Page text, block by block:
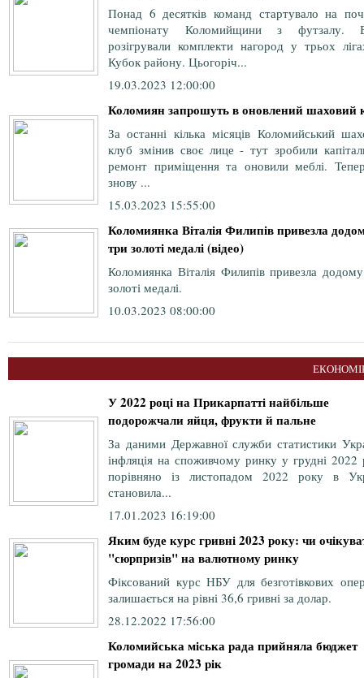
Понад 6 десятків команд стартувало на
чемпіонату Коломийщини з футзалу.
розігрували комплекти нагород у трьох
Кубок району. Цьогоріч...
19.03.2023 12:00:00
Коломиян запрошуть в оновлений шаховий
За останні кілька місяців Коломийський
клуб змінив своє лице - тут зробили
ремонт приміщення та оновили меблі.
знову ...
15.03.2023 15:55:00
Коломиянка Віталія Филипів привезла
три золоті медалі (відео)
Коломиянка Віталія Филипів привезла
золоті медалі.
10.03.2023 08:00:00
У 2022 році на Прикарпатті найбільше
подорожчали яйця, фрукти й пальне
За даними Державної служби статистики
інфляція на споживчому ринку у грудні 2022
порівняно із листопадом 2022 року в
становила...
17.01.2023 16:19:00
Яким буде курс гривні 2023 року: чи
"сюрпризів" на валютному ринку
Фіксований курс НБУ для безготівкових
залишається на рівні 36,6 гривні за долар.
28.12.2022 17:56:00
Коломийська міська рада прийняла бюджет
громади на 2023 рік